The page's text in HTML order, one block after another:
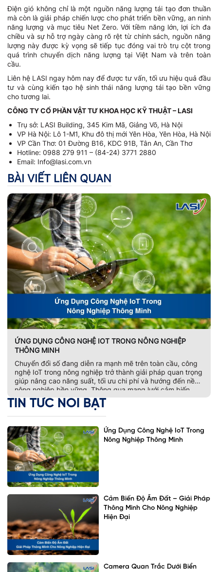
Điện gió không chỉ là một nguồn năng lượng tái tạo đơn thuần
mà còn là giải pháp chiến lược cho phát triển bền vững, an ninh
năng lượng và mục tiêu Net Zero. Với tiềm năng lớn, lợi ích đa
chiều và sự hỗ trợ ngày càng rõ rệt từ chính sách, nguồn năng
lượng này được kỳ vọng sẽ tiếp tục đóng vai trò trụ cột trong
quá trình chuyển dịch năng lượng tại Việt Nam và trên toàn
cầu.
Liên hệ LASI ngay hôm nay để được tư vấn, tối ưu hiệu quả đầu
tư và cùng kiến tạo hệ sinh thái năng lượng tái tạo bền vững
cho tương lai.
CÔNG TY CỔ PHẦN VẬT TƯ KHOA HỌC KỸ THUẬT – LASI
Trụ sở: LASI Building, 345 Kim Mã, Giảng Võ, Hà Nội
VP Hà Nội: Lô 1-M1, Khu đô thị mới Yên Hòa, Yên Hòa, Hà Nội
VP Cần Thơ: 01 Đường B16, KDC 91B, Tân An, Cần Thơ
Hotline: 0988 279 911 – (84-24) 3771 2880
Email: Info@lasi.com.vn
BÀI VIẾT LIÊN QUAN
ỨNG DỤNG CÔNG NGHỆ IOT TRONG NÔNG NGHIỆP
THÔNG MINH
Chuyển đổi số đang diễn ra mạnh mẽ trên toàn cầu, công
nghệ IoT trong nông nghiệp trở thành giải pháp quan trọng
giúp nâng cao năng suất, tối ưu chi phí và hướng đến nền
nông nghiệp bền vững. Thông qua mạng lưới cảm biến,
thiết bị thông minh và nền tảng quản lý […]
TIN TỨC NỔI BẬT
Ứng Dụng Công Nghệ IoT Trong
Nông Nghiệp Thông Minh
Cảm Biến Độ Ẩm Đất – Giải Pháp
Thông Minh Cho Nông Nghiệp
Hiện Đại
Camera Quan Trắc Dưới Biển